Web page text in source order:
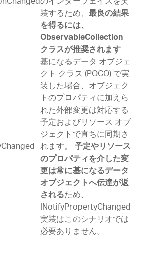
装するため、 最良の結果
を得るには、
ObservableCollection
クラスが推奨されます
基になるデータ オブジェ
クト クラス (POCO) で実
装した場合、オブジェク
トのプロパティに加えら
れた外部変更は対応する
予定およびリソース オブ
ジェクトで直ちに同期さ
れます。 予定やリソース
のプロパティを介した変
更は常に基になるデータ
オブジェクトへ伝達が返
されるため、
INotifyPropertyChanged
実装はこのシナリオでは
必要ありません。